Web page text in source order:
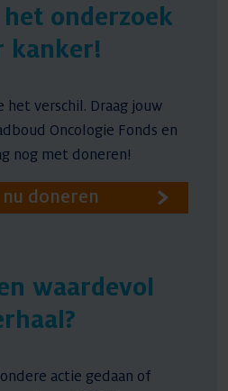
onderzoek
kanker!
het verschil. Draag jouw
Oncologie Fonds en
nog met doneren!
nu doneren
waardevol
actie gedaan of